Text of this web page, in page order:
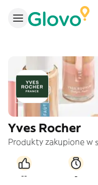
Yves Rocher
-- -